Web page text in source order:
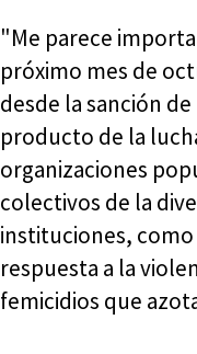
"Me parece
próximo mes de
desde la sanción
producto de la
organizaciones
colectivos de la
instituciones,
respuesta a la
femicidios que